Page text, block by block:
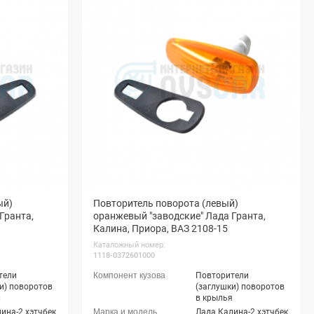
Гранта лифтбек (ВАЗ
2191), Лада Гранта ФЛ
седан, Лада Гранта ФЛ
хэтчбек, Лада Гранта
ФЛ универсал, Лада
Гранта ФЛ лифтбек,
Datsun On-Do, Datsun
Mi-Do
поворотов
2 хэтчбек
Повторитель поворота (левый)
оранжевый "заводские" Лада Гранта,
Калина, Приора, ВАЗ 2108-15
Каталожный номер:
1118-0372601000
Повторители
(заглушки) поворотов
в крылья
Лада Калина-2 хэтчбек